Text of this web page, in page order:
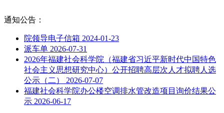
通知公告：
院领导电子信箱 2024-01-23
派车单 2026-07-31
2026年福建社会科学院（福建省习近平新时代中国特色
社会主义思想研究中心）公开招聘高层次人才拟聘人选
公示（二） 2026-07-07
福建社会科学院办公楼空调排水管改造项目询价结果公
示 2026-06-17